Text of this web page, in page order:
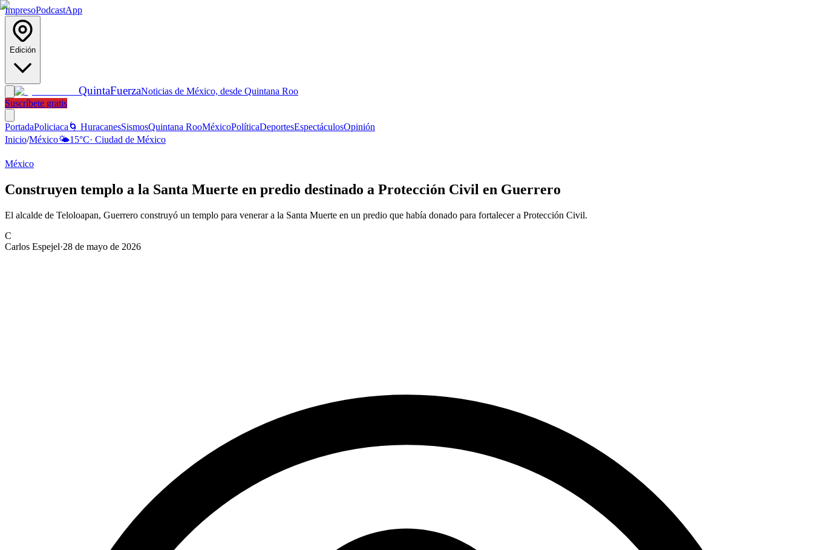
ImpresoPodcastApp
Edición
QuintaFuerzaNoticias de México, desde Quintana Roo
Suscríbete gratis
PortadaPoliciaca 🌀 HuracanesSismosQuintana RooMéxicoPolíticaDeportesEspectáculosOpinión
Inicio/México🌤️15°C· Ciudad de México
México
Construyen templo a la Santa Muerte en predio destinado a Protección Civil en Guerrero
El alcalde de Teloloapan, Guerrero construyó un templo para venerar a la Santa Muerte en un predio que había donado para fortalecer a Protección Civil.
C
Carlos Espejel·28 de mayo de 2026